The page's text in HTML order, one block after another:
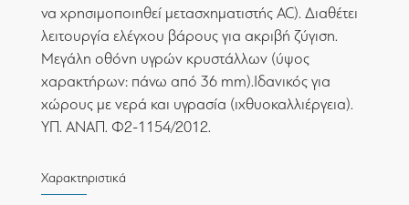
να χρησιμοποιηθεί μετασχηματιστής AC). Διαθέτει
λειτουργία ελέγχου βάρους για ακριβή ζύγιση.
Μεγάλη οθόνη υγρών κρυστάλλων (ύψος
χαρακτήρων: πάνω από 36 mm).Ιδανικός για
χώρους με νερά και υγρασία (ιχθυοκαλλιέργεια).
ΥΠ. ΑΝΑΠ. Φ2-1154/2012.
Χαρακτηριστικά